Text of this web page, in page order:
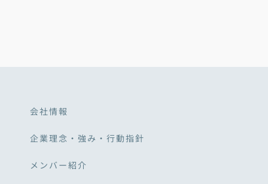
会社情報
企業理念・強み・行動指針
メンバー紹介